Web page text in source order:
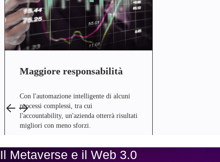
Maggiore responsabilità
Con l'automazione intelligente di alcuni
processi complessi, tra cui
l'accountability, un'azienda otterrà risultati
migliori con meno sforzi.
Il Metaverse e il Web 3.0